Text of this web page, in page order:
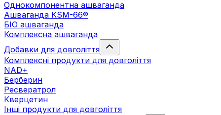
Однокомпонентна ашваганда
Ашваганда KSM-66®
БІО ашваганда
Комплексна ашваганда
Добавки для довголіття
Комплексні продукти для довголіття
NAD+
Берберин
Ресвератрол
Кверцетин
Інші продукти для довголіття